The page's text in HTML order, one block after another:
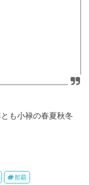
も小禄の春夏秋冬
那覇